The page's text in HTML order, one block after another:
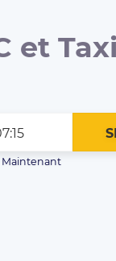
et
Maintenant